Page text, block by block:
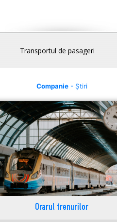
Transportul de pasageri
Companie- Știri
Orarul trenurilor